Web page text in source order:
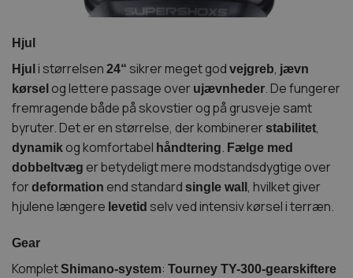
Hjul
Hjul i størrelsen 24“ sikrer meget god vejgreb, jævn
kørsel og lettere passage over ujævnheder. De fungerer
fremragende både på skovstier og på grusveje samt
byruter. Det er en størrelse, der kombinerer stabilitet,
dynamik og komfortabel håndtering. Fælge med
dobbeltvæg er betydeligt mere modstandsdygtige over
for deformation end standard single wall , hvilket giver
hjulene længere levetid selv ved intensiv kørsel i terræn.
Gear
KompletShimano-system: Tourney TY-300-gearskiftere